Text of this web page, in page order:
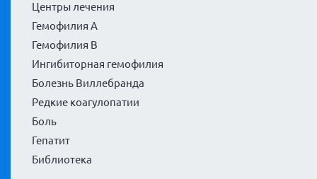
Центры лечения
Гемофилия А
Гемофилия В
Ингибиторная гемофилия
Болезнь Виллебранда
Редкие коагулопатии
Боль
Гепатит
Библиотека